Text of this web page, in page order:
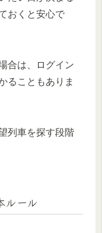
おくと安心で
合は、ログイン
ることもありま
列車を探す段階
ルール